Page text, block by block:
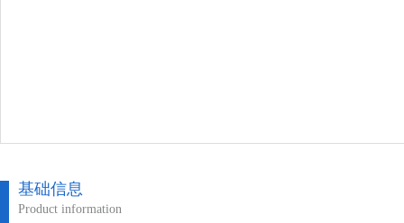
基础信息
Product information